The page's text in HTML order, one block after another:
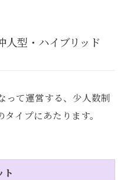
型・ハイブリッド
って運営する、少人数制
イプにあたります。
ト